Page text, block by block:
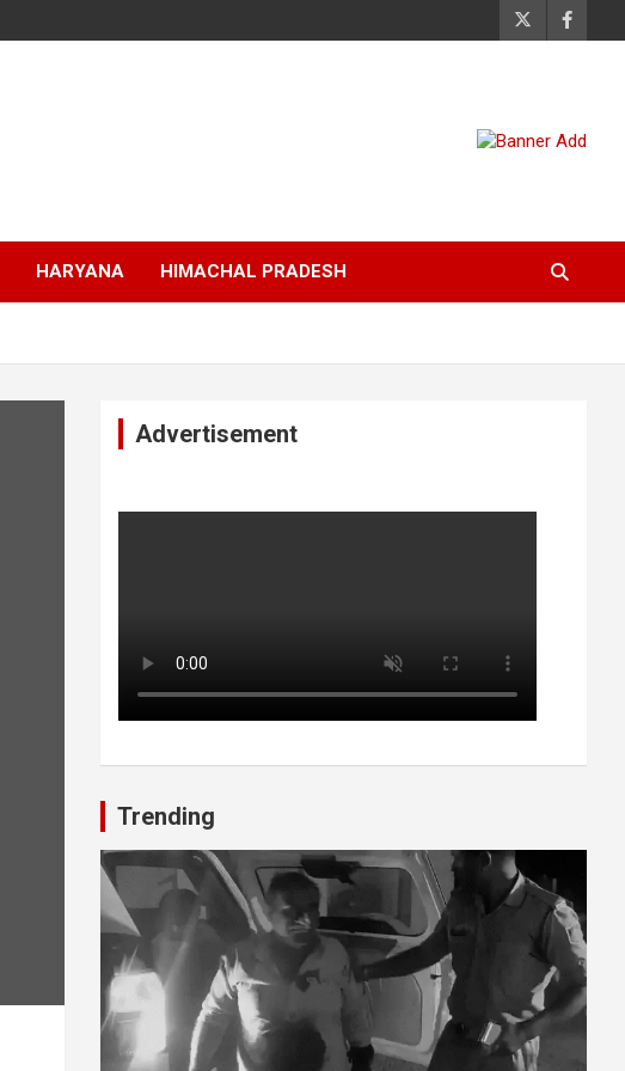
HARYANA HIMACHAL PRADESH
Advertisement
Trending